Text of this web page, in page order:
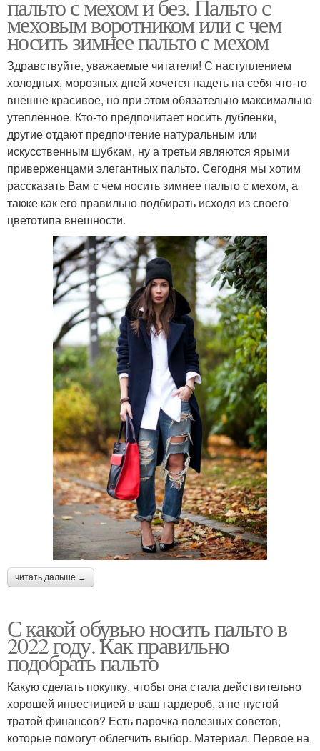
пальто с мехом и без. Пальто с
меховым воротником или с чем
носить зимнее пальто с мехом
Здравствуйте, уважаемые читатели! С наступлением
холодных, морозных дней хочется надеть на себя что-то
внешне красивое, но при этом обязательно максимально
утепленное. Кто-то предпочитает носить дубленки,
другие отдают предпочтение натуральным или
искусственным шубкам, ну а третьи являются ярыми
приверженцами элегантных пальто. Сегодня мы хотим
рассказать Вам с чем носить зимнее пальто с мехом, а
также как его правильно подбирать исходя из своего
цветотипа внешности.
читать дальше →
С какой обувью носить пальто в
2022 году. Как правильно
подобрать пальто
Какую сделать покупку, чтобы она стала действительно
хорошей инвестицией в ваш гардероб, а не пустой
тратой финансов? Есть парочка полезных советов,
которые помогут облегчить выбор. Материал. Первое на